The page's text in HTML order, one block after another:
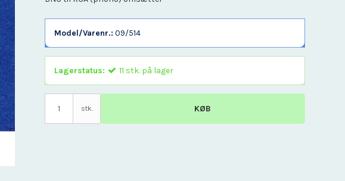
Model/Varenr.: 09/514
Lagerstatus: 11 stk. på lager
stk. KØB